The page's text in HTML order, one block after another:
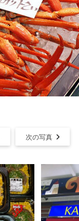
次の写真